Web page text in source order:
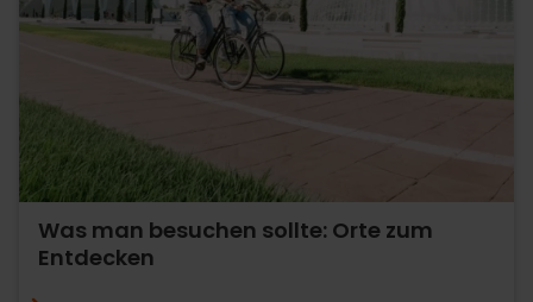
Was man besuchen sollte: Orte zum
Entdecken